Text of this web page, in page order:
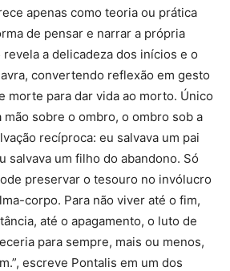
apenas como teoria ou prática
de pensar e narrar a própria
a delicadeza dos inícios e o
convertendo reflexão em gesto
morte para dar vida ao morto. Único
sobre o ombro, o ombro sob a
recíproca: eu salvava um pai
salvava um filho do abandono. Só
preservar o tesouro no invólucro
corpo. Para não viver até o fim,
até o apagamento, o luto de
para sempre, mais ou menos,
escreve Pontalis em um dos